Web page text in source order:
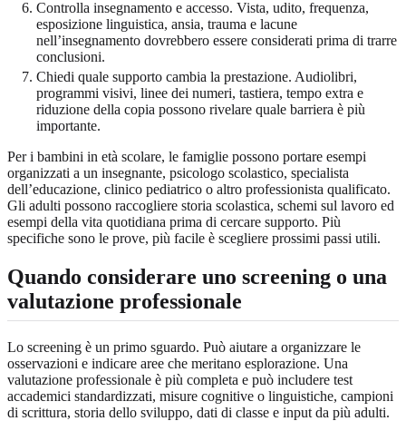
Controlla insegnamento e accesso. Vista, udito, frequenza,
esposizione linguistica, ansia, trauma e lacune
nell’insegnamento dovrebbero essere considerati prima di trarre
conclusioni.
Chiedi quale supporto cambia la prestazione. Audiolibri,
programmi visivi, linee dei numeri, tastiera, tempo extra e
riduzione della copia possono rivelare quale barriera è più
importante.
Per i bambini in età scolare, le famiglie possono portare esempi
organizzati a un insegnante, psicologo scolastico, specialista
dell’educazione, clinico pediatrico o altro professionista qualificato.
Gli adulti possono raccogliere storia scolastica, schemi sul lavoro ed
esempi della vita quotidiana prima di cercare supporto. Più
specifiche sono le prove, più facile è scegliere prossimi passi utili.
Quando considerare uno screening o una
valutazione professionale
Lo screening è un primo sguardo. Può aiutare a organizzare le
osservazioni e indicare aree che meritano esplorazione. Una
valutazione professionale è più completa e può includere test
accademici standardizzati, misure cognitive o linguistiche, campioni
di scrittura, storia dello sviluppo, dati di classe e input da più adulti.